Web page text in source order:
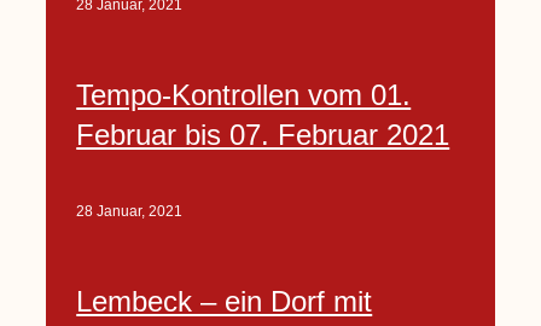
28 Januar, 2021
Tempo-Kontrollen vom 01.
Februar bis 07. Februar 2021
28 Januar, 2021
Lembeck – ein Dorf mit